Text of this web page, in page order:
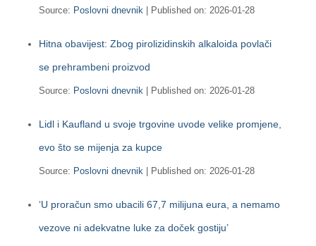
Source: Poslovni dnevnik Published on: 2026-01-28
Hitna obavijest: Zbog pirolizidinskih alkaloida povlači
se prehrambeni proizvod
Source: Poslovni dnevnik Published on: 2026-01-28
Lidl i Kaufland u svoje trgovine uvode velike promjene,
evo što se mijenja za kupce
Source: Poslovni dnevnik Published on: 2026-01-28
‘U proračun smo ubacili 67,7 milijuna eura, a nemamo
vezove ni adekvatne luke za doček gostiju’